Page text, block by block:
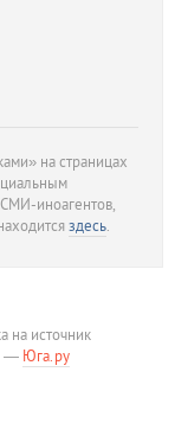
на страницах
иноагентов,
здесь.
на источник
— Юга.ру